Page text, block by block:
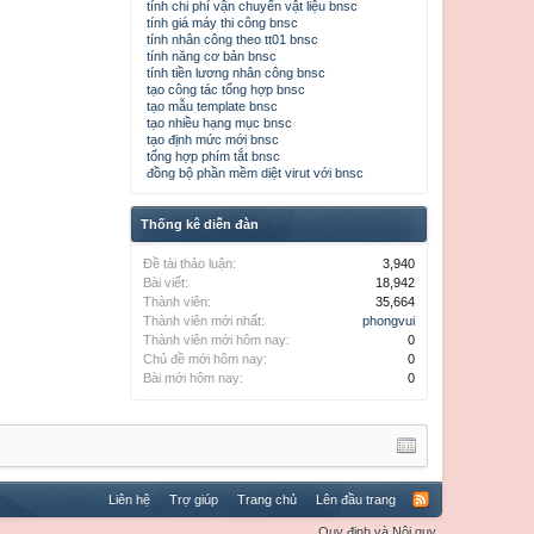
tính chi phí vận chuyển vật liệu bnsc
tính giá máy thi công bnsc
tính nhân công theo tt01 bnsc
tính năng cơ bản bnsc
tính tiền lương nhân công bnsc
tạo công tác tổng hợp bnsc
tạo mẫu template bnsc
tạo nhiều hạng mục bnsc
tạo định mức mới bnsc
tổng hợp phím tắt bnsc
đồng bộ phần mềm diệt virut với bnsc
Thống kê diễn đàn
Đề tài thảo luận:
3,940
Bài viết:
18,942
Thành viên:
35,664
Thành viên mới nhất:
phongvui
Thành viên mới hôm nay:
0
Chủ đề mới hôm nay:
0
Bài mới hôm nay:
0
Liên hệ Trợ giúp Trang chủ Lên đầu trang